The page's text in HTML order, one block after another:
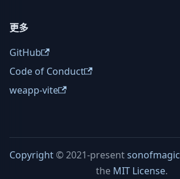
更多
GitHub
Code of Conduct
weapp-vite
Copyright© 2021-presentsonofmagic
the MIT License.